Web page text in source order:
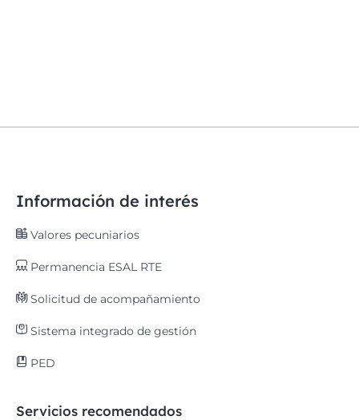
Información de interés
Valores pecuniarios
Permanencia ESAL RTE
Solicitud de acompañamiento
Sistema integrado de gestión
PED
Servicios recomendados